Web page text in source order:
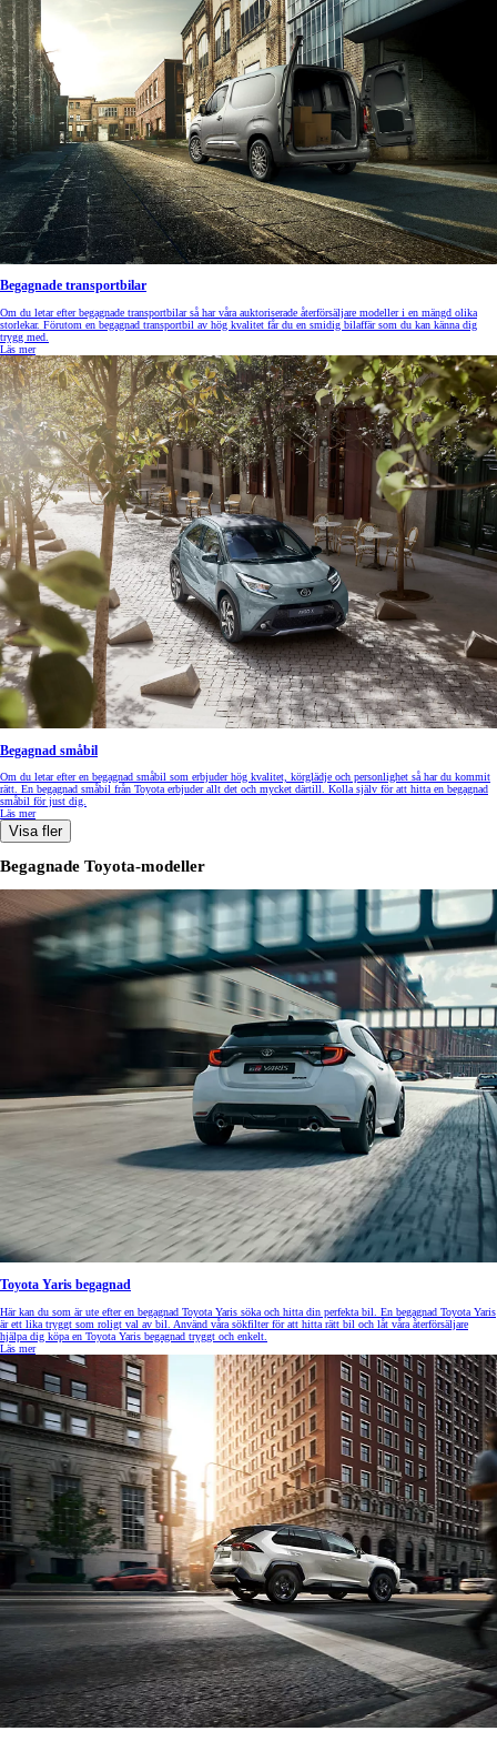
Begagnade transportbilar
Om du letar efter begagnade transportbilar så har våra auktoriserade återförsäljare modeller i en mängd olika
storlekar. Förutom en begagnad transportbil av hög kvalitet får du en smidig bilaffär som du kan känna dig
trygg med.
Läs mer
Begagnad småbil
Om du letar efter en begagnad småbil som erbjuder hög kvalitet, körglädje och personlighet så har du kommit
rätt. En begagnad småbil från Toyota erbjuder allt det och mycket därtill. Kolla själv för att hitta en begagnad
småbil för just dig.
Läs mer
Visa fler
Begagnade Toyota-modeller
Toyota Yaris begagnad
Här kan du som är ute efter en begagnad Toyota Yaris söka och hitta din perfekta bil. En begagnad Toyota Yaris
är ett lika tryggt som roligt val av bil. Använd våra sökfilter för att hitta rätt bil och låt våra återförsäljare
hjälpa dig köpa en Toyota Yaris begagnad tryggt och enkelt.
Läs mer